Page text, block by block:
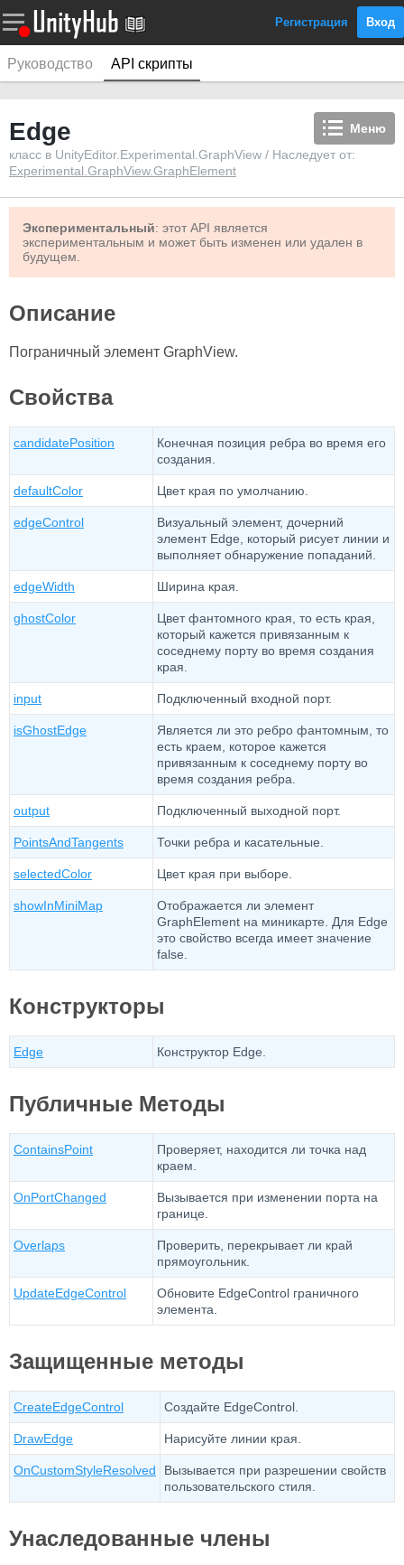
Регистрация Вход
Руководство API скрипты
Меню
Edge
класс в UnityEditor.Experimental.GraphView / Наследует от:
Experimental.GraphView.GraphElement
Экспериментальный: этот API является
экспериментальным и может быть изменен или удален в
будущем.
Описание
Пограничный элемент GraphView.
Свойства
candidatePosition
Конечная позиция ребра во время его
создания.
defaultColor Цвет края по умолчанию.
edgeControl
Визуальный элемент, дочерний
элемент Edge, который рисует линии и
выполняет обнаружение попаданий.
edgeWidth Ширина края.
ghostColor
Цвет фантомного края, то есть края,
который кажется привязанным к
соседнему порту во время создания
края.
input Подключенный входной порт.
isGhostEdge
Является ли это ребро фантомным, то
есть краем, которое кажется
привязанным к соседнему порту во
время создания ребра.
output Подключенный выходной порт.
PointsAndTangents Точки ребра и касательные.
selectedColor Цвет края при выборе.
showInMiniMap
Отображается ли элемент
GraphElement на миникарте. Для Edge
это свойство всегда имеет значение
false.
Конструкторы
Edge Конструктор Edge.
Публичные Методы
ContainsPoint
Проверяет, находится ли точка над
краем.
OnPortChanged
Вызывается при изменении порта на
границе.
Overlaps
Проверить, перекрывает ли край
прямоугольник.
UpdateEdgeControl
Обновите EdgeControl граничного
элемента.
Защищенные методы
CreateEdgeControl Создайте EdgeControl.
DrawEdge Нарисуйте линии края.
OnCustomStyleResolved
Вызывается при разрешении свойств
пользовательского стиля.
Унаследованные члены